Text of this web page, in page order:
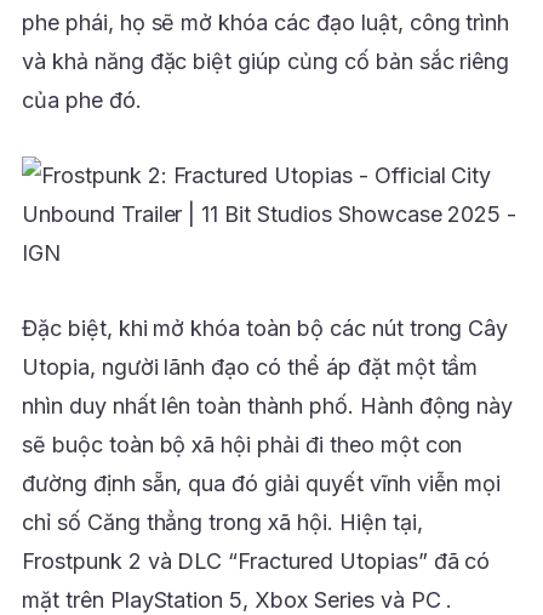
phe phái, họ sẽ mở khóa các đạo luật, công trình
và khả năng đặc biệt giúp củng cố bản sắc riêng
của phe đó.
Đặc biệt, khi mở khóa toàn bộ các nút trong Cây
Utopia, người lãnh đạo có thể áp đặt một tầm
nhìn duy nhất lên toàn thành phố. Hành động này
sẽ buộc toàn bộ xã hội phải đi theo một con
đường định sẵn, qua đó giải quyết vĩnh viễn mọi
chỉ số Căng thẳng trong xã hội. Hiện tại,
Frostpunk 2 và DLC “Fractured Utopias” đã có
mặt trên PlayStation 5, Xbox Series và PC .